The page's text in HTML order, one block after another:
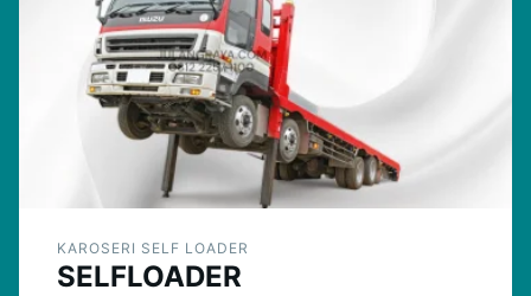
KAROSERI SELF LOADER
SELFLOADER